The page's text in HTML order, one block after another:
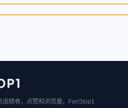
随者，点赞和浏览量，FanStop1